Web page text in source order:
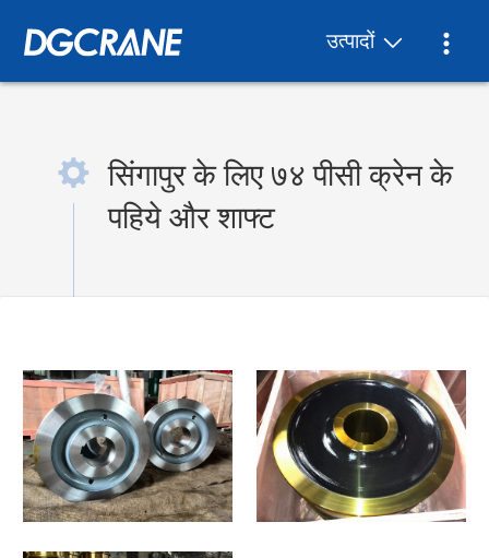
उत्पादों
सिंगापुर के लिए ७४ पीसी क्रेन के
पहिये और शाफ्ट